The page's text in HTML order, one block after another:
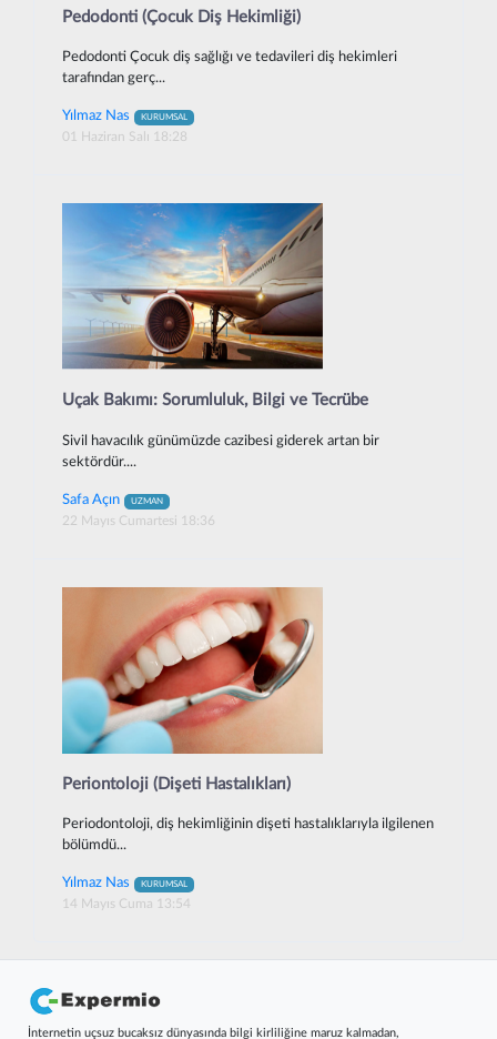
Pedodonti (Çocuk Diş Hekimliği)
Pedodonti Çocuk diş sağlığı ve tedavileri diş hekimleri
tarafından gerç...
Yılmaz Nas KURUMSAL
01 Haziran Salı 18:28
Uçak Bakımı: Sorumluluk, Bilgi ve Tecrübe
Sivil havacılık günümüzde cazibesi giderek artan bir
sektördür....
Safa Açın UZMAN
22 Mayıs Cumartesi 18:36
Periontoloji (Dişeti Hastalıkları)
Periodontoloji, diş hekimliğinin dişeti hastalıklarıyla ilgilenen
bölümdü...
Yılmaz Nas KURUMSAL
14 Mayıs Cuma 13:54
İnternetin uçsuz bucaksız dünyasında bilgi kirliliğine maruz kalmadan,